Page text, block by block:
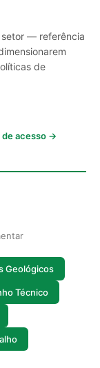
setor — referência
de
de acesso →
Geológicos
Técnico